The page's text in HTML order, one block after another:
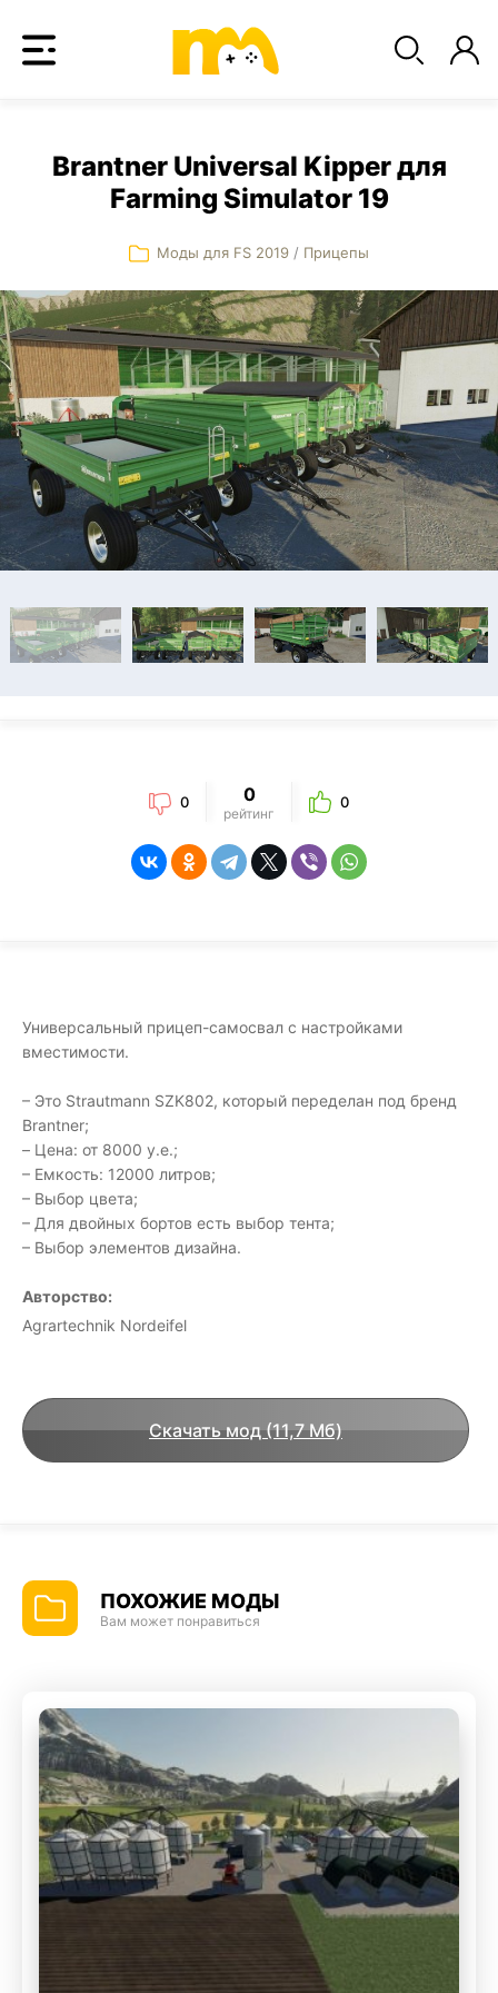
Brantner Universal Kipper для
Farming Simulator 19
Моды для FS 2019 / Прицепы
0 0
рейтинг
0
Универсальный прицеп-самосвал с настройками
вместимости.
– Это Strautmann SZK802, который переделан под бренд
Brantner;
– Цена: от 8000 у.е.;
– Емкость: 12000 литров;
– Выбор цвета;
– Для двойных бортов есть выбор тента;
– Выбор элементов дизайна.
Авторство:
Agrartechnik Nordeifel
Скачать мод (11,7 Мб)
ПОХОЖИЕ МОДЫ
Вам может понравиться